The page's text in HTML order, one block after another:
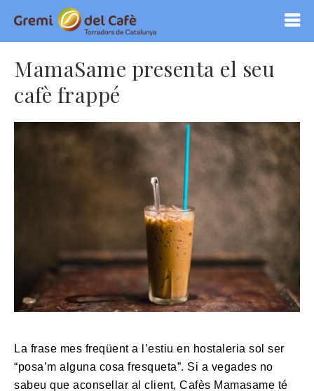
MamaSame presenta el seu
cafè frappé
La frase mes freqüent a l’estiu en hostaleria sol ser
“posa’m alguna cosa fresqueta”. Si a vegades no
sabeu que aconsellar al client, Cafès Mamasame té